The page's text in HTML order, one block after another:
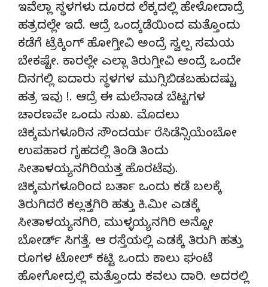
ಇವೆಲ್ಲಾ ಸ್ಥಳಗಳು ದೂರದ ಲೆಕ್ಕದಲ್ಲಿ ಹೇಳೋದಾದ್ರೆ
ಹತ್ರದಲ್ಲೇ ಇದೆ. ಆದ್ರೆ ಒಂದ್ಕಡೆಯಿಂದ ಮತ್ತೊಂದು
ಕಡೆಗೆ ಟ್ರೆಕ್ಕಿಂಗ್ ಹೋಗ್ತೀವಿ ಅಂದ್ರೆ ಸ್ವಲ್ಪ ಸಮಯ
ಬೇಕಷ್ಟೇ. ಕಾರಲ್ಲೇ ಎಲ್ಲಾ ತಿರುಗ್ತೀವಿ ಅಂದ್ರೆ ಒಂದೇ
ದಿನಗಲ್ಲಿ ಐದಾರು ಸ್ಥಳಗಳ ಮುಗ್ಸಿಬಿಡಬಹುದಷ್ಟು
ಹತ್ರ ಇವು !. ಆದ್ರೆ ಈ ಮಲೆನಾಡ ಬೆಟ್ಟಗಳ
ಚಾರಣವೇ ಒಂದು ಸುಖ. ಮೊದಲು
ಚಿಕ್ಕಮಗಳೂರಿನ ಸೌಂದರ್ಯ ರೆಸಿಡೆನ್ಸಿಯೆಂಬೋ
ಉಪಹಾರ ಗೃಹದಲ್ಲಿ ತಿಂಡಿ ತಿಂದು
ಸೀತಾಳಯ್ಯನಗಿರಿಯತ್ತ ಹೊರಟೆವು.
ಚಿಕ್ಕಮಗಳೂರಿಂದ ಬರ್ತಾ ಒಂದು ಕಡೆ ಬಲಕ್ಕೆ
ತಿರುಗಿದರೆ ಕಲ್ಲತ್ತಗಿರಿ ಹತ್ತು ಕಿ.ಮೀ ಎಡಕ್ಕೆ
ಸೀತಾಳಯ್ಯನಗಿರಿ, ಮುಳ್ಳಯ್ಯನಗಿರಿ ಅನ್ನೋ
ಬೋರ್ಡ್ ಸಿಗತ್ತೆ. ಆ ರಸ್ತೆಯಲ್ಲಿ ಎಡಕ್ಕೆ ತಿರುಗಿ ಹತ್ತು
ರೂಗಳ ಟೋಲ್ ಕಟ್ಟಿ ಒಂದು ಕಾಲು ಘಂಟೆ
ಹೋಗೋದ್ರಲ್ಲಿ ಮತ್ತೊಂದು ಕವಲು ದಾರಿ. ಅದರಲ್ಲಿ